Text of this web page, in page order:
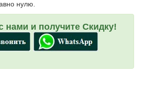
нулю.
нами и получите Скидку!